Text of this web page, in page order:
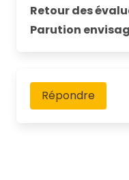
Retour des
Parution
Répondre